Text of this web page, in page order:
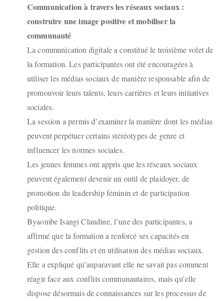
Communication à travers les réseaux sociaux :
construire une image positive et mobiliser la
communauté
La communication digitale a constitué le troisième volet de
la formation. Les participantes ont été encouragées à
utiliser les médias sociaux de manière responsable afin de
promouvoir leurs talents, leurs carrières et leurs initiatives
sociales.
La session a permis d’examiner la manière dont les médias
peuvent perpétuer certains stéréotypes de genre et
influencer les normes sociales.
Les jeunes femmes ont appris que les réseaux sociaux
peuvent également devenir un outil de plaidoyer, de
promotion du leadership féminin et de participation
politique.
Byaombe Isangi Claudine, l’une des participantes, a
affirmé que la formation a renforcé ses capacités en
gestion des conflits et en utilisation des médias sociaux.
Elle a expliqué qu’auparavant elle ne savait pas comment
réagir face aux conflits communautaires, mais qu’elle
dispose désormais de connaissances sur les processus de